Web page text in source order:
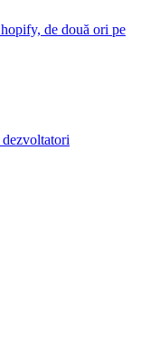
de două ori pe